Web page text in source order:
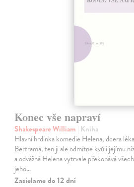
Konec vše napraví
Shakespeare William | Kniha
Hlavní hrdinka komedie Helena, dcera
Bertrama, ten ji ale odmítne kvůli jejímu
a odvážná Helena vytrvale překonává
jeho…
Zasielame do 12 dní